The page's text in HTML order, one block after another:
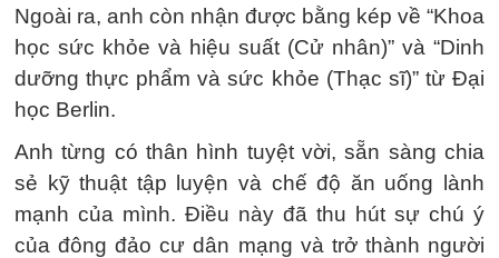
Ngoài ra, anh còn nhận được bằng kép về “Khoa
học sức khỏe và hiệu suất (Cử nhân)” và “Dinh
dưỡng thực phẩm và sức khỏe (Thạc sĩ)” từ Đại
học Berlin.
Anh từng có thân hình tuyệt vời, sẵn sàng chia
sẻ kỹ thuật tập luyện và chế độ ăn uống lành
mạnh của mình. Điều này đã thu hút sự chú ý
của đông đảo cư dân mạng và trở thành người